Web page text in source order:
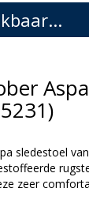
sledestoel
zeer